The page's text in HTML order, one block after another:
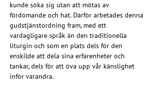
kunde söka sig utan att mötas av
fördömande och hat. Därför arbetades denna
gudstjänstordning fram, med ett
vardagligare språk än den traditionella
liturgin och som en plats dels för den
enskilde att dela sina erfarenheter och
tankar, dels för att öva upp vår känslighet
inför varandra.